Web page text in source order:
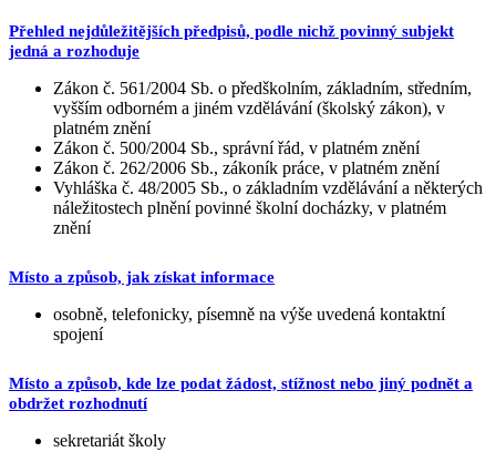
Přehled nejdůležitějších předpisů, podle nichž povinný subjekt
jedná a rozhoduje
Zákon č. 561/2004 Sb. o předškolním, základním, středním,
vyšším odborném a jiném vzdělávání (školský zákon), v
platném znění
Zákon č. 500/2004 Sb., správní řád, v platném znění
Zákon č. 262/2006 Sb., zákoník práce, v platném znění
Vyhláška č. 48/2005 Sb., o základním vzdělávání a některých
náležitostech plnění povinné školní docházky, v platném
znění
Místo a způsob, jak získat informace
osobně, telefonicky, písemně na výše uvedená kontaktní
spojení
Místo a způsob, kde lze podat žádost, stížnost nebo jiný podnět a
obdržet rozhodnutí
sekretariát školy